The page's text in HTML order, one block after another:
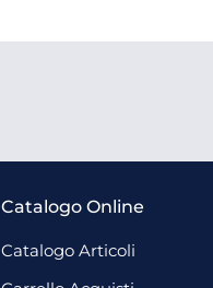
Catalogo Online
Catalogo Articoli